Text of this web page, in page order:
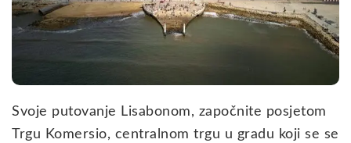
Svoje putovanje Lisabonom, započnite posjetom
Trgu Komersio, centralnom trgu u gradu koji se se